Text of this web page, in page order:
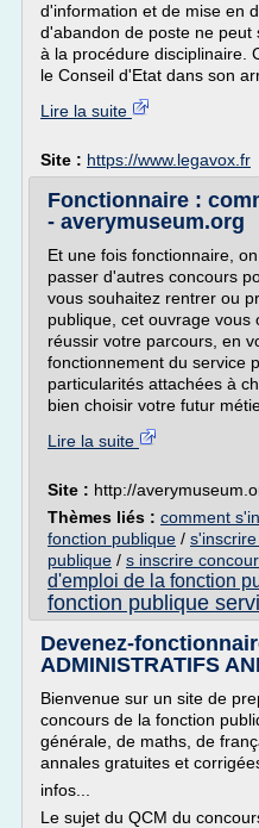
d'information et de mise en
d'abandon de poste ne peut
à la procédure disciplinaire.
le Conseil d'Etat dans son
Lire la suite
Site : https://www.legavox.fr
Fonctionnaire :
- averymuseum.org
Et une fois fonctionnaire,
passer d'autres concours
vous souhaitez rentrer ou
publique, cet ouvrage vous
réussir votre parcours, en
fonctionnement du service
particularités attachées à
bien choisir votre futur
Lire la suite
Site : http://
Thèmes liés : comment
fonction publique /
publique / s inscrire
d'emploi de la fonction
fonction publique
Devenez-
ADMINISTRATIFS
Bienvenue sur un site de
concours de la fonction
générale, de maths, de
annales gratuites et
infos...
Le sujet du QCM du